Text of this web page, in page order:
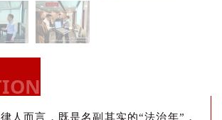
人而言，既是名副其实的“法治年”，